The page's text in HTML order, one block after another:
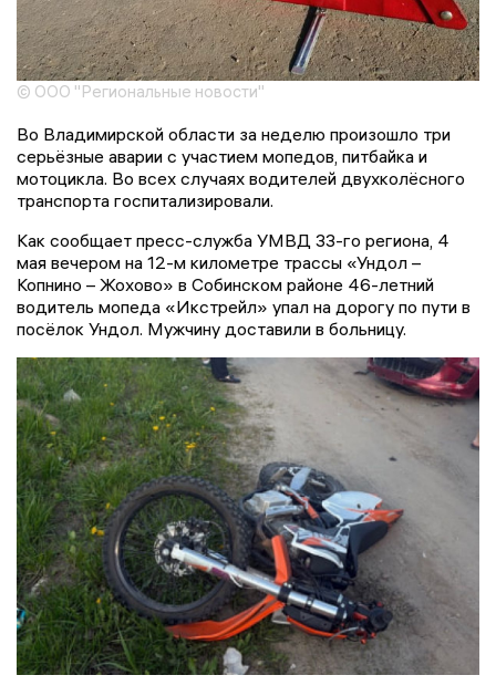
© ООО "Региональные новости"
Во Владимирской области за неделю произошло три
серьёзные аварии с участием мопедов, питбайка и
мотоцикла. Во всех случаях водителей двухколёсного
транспорта госпитализировали.
Как сообщает пресс-служба УМВД 33-го региона, 4
мая вечером на 12-м километре трассы «Ундол –
Копнино – Жохово» в Собинском районе 46-летний
водитель мопеда «Икстрейл» упал на дорогу по пути в
посёлок Ундол. Мужчину доставили в больницу.